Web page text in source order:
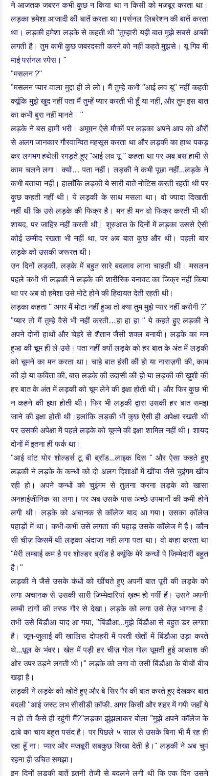
ने आजतक जबरन कभी कुछ न किया था न किसी को मजबूर करता था।
लड़का हमेशा आजादी की बातें करता था।पर्सनल लिबरेशन की बातें करता
था। लड़की हमेशा लड़के से कहती थी "तुम्हारी यही बात मुझे सबसे अच्छी
लगती है। तुम कभी कुछ जबरदस्ती करने को नहीं कहते मुझसे। यू गिव मी
माई पर्सनल स्पेस। "
"मसलन ?"
"मसलन प्यार वाला मुद्दा ही ले लो। मैं तुम्हे कभी "आई लव यू" नहीं कहती
क्यूंकि मुझे खुद नहीं पता मैं तुम्हें प्यार करती भी हूँ या नहीं, और तुम इस बात
का कभी बुरा नहीं मानते। "
लड़के ने बस हामी भरी। अमूमन ऐसे मौकों पर लड़का अपने आप को औरों
से अलग जानकार गौरवान्वित महसूस करता था और लड़की का हाथ पकड़
कर लगभग हथेली रगड़ते हुए "आई लव यू " कहता था पर अब बस हामी से
काम चलने लगा। क्यों… पता नहीं। लड़की ने कभी पूछा नहीं...लड़के ने
कभी बताया नहीं। हालाँकि लड़की ये सारी बातें नोटिस करती रहती थी पर
कुछ कहती नहीं थी। ये लड़की के साथ मसला था। वो ज्यादा दिखाती
नहीं थी कि उसे लड़के की फिक्र है। मन ही मन वो फिक्र करती भी थी
शायद, पर जाहिर नहीं करती थी। शुरुआत के दिनों में लड़का उससे ऐसी
कोई उम्मीद रखता भी नहीं था, पर अब बात कुछ और थी। पहली बार
लड़के को उसकी जरूरत थी।
उन दिनों लड़की, लड़के में बहुत सारे बदलाव लाना चाहती थी। मसलन
पहले कभी भी लड़की ने लड़के की शारीरिक बनावट का जिक्र नहीं किया
था पर अब वो हमेशा उसे मोटे होने की हिदायत देती रहती थी।
लड़का कहता " अगर मैं मोटा नहीं हुआ तो क्या तुम मुझे प्यार नहीं करोगी ?"
"प्यार तो मैं तुम्हे वैसे भी नहीं करती…हा हा हा " ये कहते हुए लड़की ने
अपने दोनों हाथों और चेहरे से शैतान जैसी शक्ल बनायी। लड़के का मन
हुआ की चूम ही ले उसे। पता नहीं क्यों लड़के को हर बात के अंत में लड़की
को चूमने का मन करता था। चाहे बात हंसी की हो या नाराज़गी की, काम
की हो या कविता की, बात लड़के की उदासी की हो या लड़की की ख़ुशी की
हर बात के अंत में लड़की को चूम लेने की इक्षा होती थी। और फिर कुछ भी
न कहने की इक्षा होती थी। फिर भी लड़की द्वारा उसकी हर बात समझ
जाने की इक्षा होती थी।हलांकि लड़की भी कुछ ऐसी ही अपेक्षा रखती थी
पर उसकी अपेक्षा में पहले लड़के को चूमने की इक्षा शामिल नहीं थी। शायद
दोनों में इतना ही फर्क था।
"आई वांट योर शोल्डर्स टू बी ब्रॉड...लाइक दिस " और ऐसा कहते हुए
लड़की ने लड़के के कन्धों को दो अलग दिशाओं में खींचा जैसे चुइंगम खींच
रही हो। अपने कन्धों को चुइंगम से तुलना करना लड़के को खासा
अनहाईजीनिक सा लगा। पर अब उसके पास अच्छे उपमानों की कमी होने
लगी थी। लड़के को अचानक से कॉलेज याद आ गया। उसका कॉलेज
पहाड़ों में था। कभी-कभी उसे लगता की पहाड़ उसके कॉलेज में है। कौन
सी चीज़ किसमें थी लड़का अंदाजा नही लगा पता था। वो कहा करता था
"मेरी लम्बाई कम है पर शोल्डर ब्रॉड है क्यूंकि मेरे कन्धों पे जिम्मेदारी बहुत
है।"
लड़की ने जैसे उसके कंधों को खींचते हुए अपनी बात पूरी की लड़के को
लगा अचानक से उसकी सारी जिम्मेदारियां ख़त्म हो गयीं हैं। उसने अपनी
लम्बी टांगों की तरफ गौर से देखा। लड़के को लगा उसे तेज़ भागना है।
तभी उसे बिंडौआ याद आ गया, "बिंडौआ...मुझे बिंडौआ से बहुत डर लगता
है। जून-जुलाई की खालिस दोपहरी में परती खेतों में बिंडौआ उड़ा करते
थे...धूल के भंवर। खेत में पड़ी हर चीज़ गोल गोल घूमती हुई आकाश की
ओर उपर उड़ने लगती थी।" लड़के को लगा वो उसी बिंडौआ के बीचों बीच
खड़ा है।
लड़की ने लड़के को खोते हुए और बे सिर पैर की बात करते हुए देखकर बात
बदली "आई जस्ट लभ सीसीडी कॉफी. अगर किसी और शहर में गयी जहाँ ये
न हो तो कैसे ही रहूंगी मैं?"लड़का झुंझलाकर बोला "मुझे अपने कॉलेज के
ढाबे का चाय बहुत पसंद है। पर पिछले ५ साल से उसके बिना भी मैं रह ही
रहा हूँ ना। प्यार और मजबूरी सबकुछ सिखा देती है।" लड़की ने अब चुप
रहना ही उचित समझा।
इन दिनों लड़की बातें इतनी तेजी से बदलने लगी थी कि एक दिन उसने